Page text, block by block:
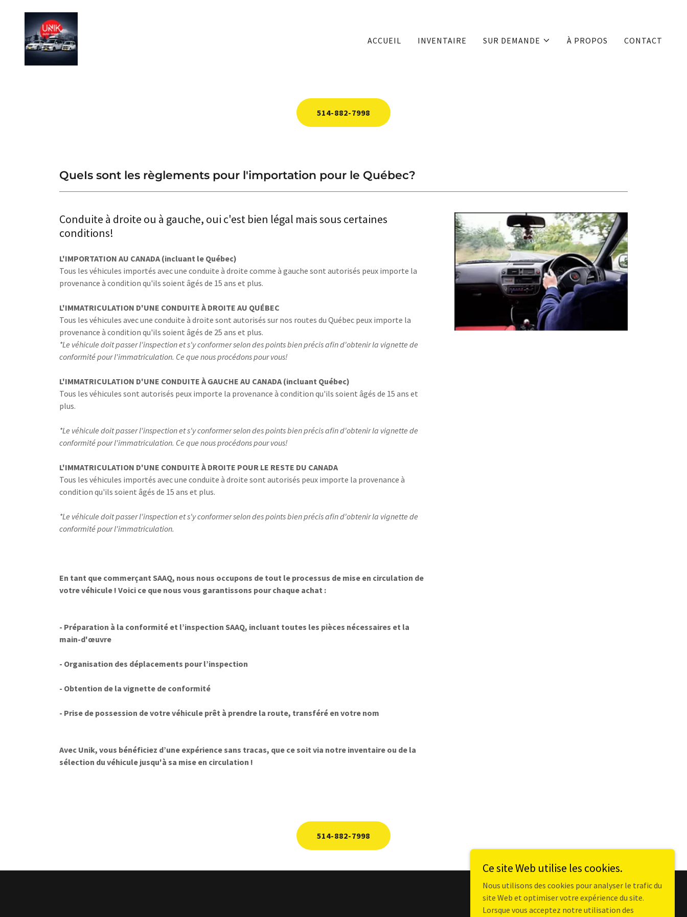
ACCUEIL INVENTAIRE SUR DEMANDE À PROPOS CONTACT
514-882-7998
QueIs sont les règlements pour l'importation pour le Québec?
Conduite à droite ou à gauche, oui c'est bien légal mais sous certaines
conditions!
L'IMPORTATION AU CANADA (incluant le Québec)
Tous les véhicules importés avec une conduite à droite comme à gauche sont autorisés peux importe la
provenance à condition qu'ils soient âgés de 15 ans et plus.
L'IMMATRICULATION D'UNE CONDUITE À DROITE AU QUÉBEC
Tous les véhicules avec une conduite à droite sont autorisés sur nos routes du Québec peux importe la
provenance à condition qu'ils soient âgés de 25 ans et plus.
*Le véhicule doit passer l'inspection et s'y conformer selon des points bien précis afin d'obtenir la vignette de
conformité pour l'immatriculation. Ce que nous procédons pour vous!
L'IMMATRICULATION D'UNE CONDUITE À GAUCHE AU CANADA (incluant Québec)
Tous les véhicules sont autorisés peux importe la provenance à condition qu'ils soient âgés de 15 ans et
plus.
*Le véhicule doit passer l'inspection et s'y conformer selon des points bien précis afin d'obtenir la vignette de
conformité pour l'immatriculation. Ce que nous procédons pour vous!
L'IMMATRICULATION D'UNE CONDUITE À DROITE POUR LE RESTE DU CANADA
Tous les véhicules importés avec une conduite à droite sont autorisés peux importe la provenance à
condition qu'ils soient âgés de 15 ans et plus.
*Le véhicule doit passer l'inspection et s'y conformer selon des points bien précis afin d'obtenir la vignette de
conformité pour l'immatriculation.
En tant que commerçant SAAQ, nous nous occupons de tout le processus de mise en circulation de
votre véhicule ! Voici ce que nous vous garantissons pour chaque achat :
- Préparation à la conformité et l’inspection SAAQ, incluant toutes les pièces nécessaires et la
main-d'œuvre
- Organisation des déplacements pour l’inspection
- Obtention de la vignette de conformité
- Prise de possession de votre véhicule prêt à prendre la route, transféré en votre nom
Avec Unik, vous bénéficiez d’une expérience sans tracas, que ce soit via notre inventaire ou de la
sélection du véhicule jusqu'à sa mise en circulation !
514-882-7998
Ce site Web utilise les cookies.
Nous utilisons des cookies pour analyser le trafic du
site Web et optimiser votre expérience du site.
Lorsque vous acceptez notre utilisation des